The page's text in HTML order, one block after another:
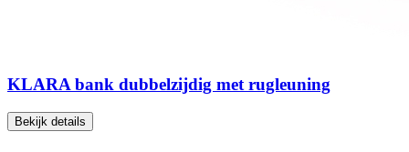
KLARA bank dubbelzijdig met rugleuning
Bekijk details